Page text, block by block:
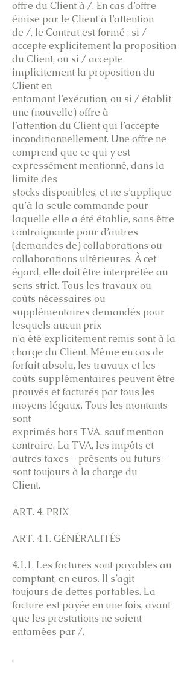
offre du Client à /. En cas d’offre
émise par le Client à l’attention
de /, le Contrat est formé : si /
accepte explicitement la proposition
du Client, ou si / accepte
implicitement la proposition du
Client en
entamant l’exécution, ou si / établit
une (nouvelle) offre à
l’attention du Client qui l’accepte
inconditionnellement. Une offre ne
comprend que ce qui y est
expressément mentionné, dans la
limite des
stocks disponibles, et ne s’applique
qu’à la seule commande pour
laquelle elle a été établie, sans être
contraignante pour d’autres
(demandes de) collaborations ou
collaborations ultérieures. À cet
égard, elle doit être interprétée au
sens strict. Tous les travaux ou
coûts nécessaires ou
supplémentaires demandés pour
lesquels aucun prix
n’a été explicitement remis sont à la
charge du Client. Même en cas de
forfait absolu, les travaux et les
coûts supplémentaires peuvent être
prouvés et facturés par tous les
moyens légaux. Tous les montants
sont
exprimés hors TVA, sauf mention
contraire. La TVA, les impôts et
autres taxes – présents ou futurs –
sont toujours à la charge du
Client.
ART. 4. PRIX
ART. 4.1. GÉNÉRALITÉS
4.1.1. Les factures sont payables au
comptant, en euros. Il s’agit
toujours de dettes portables. La
facture est payée en une fois, avant
que les prestations ne soient
entamées par /.
.